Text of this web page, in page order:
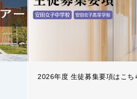
2026年度 生徒募集要項はこち